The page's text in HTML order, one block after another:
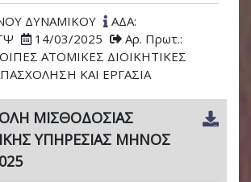
ΔΥNΑMΙΚΟΥ
ΑΔΑ:
14/03/2025
Αρ. Πρωτ.:
ΑΤΟΜΙΚΕΣ ΔΙΟΙΚΗΤΙΚΕΣ
ΚΑΙ ΕΡΓΑΣΙΑ
ΜΙΣΘΟΔΟΣΙΑΣ
ΥΠΗΡΕΣΙΑΣ ΜΗΝΟΣ